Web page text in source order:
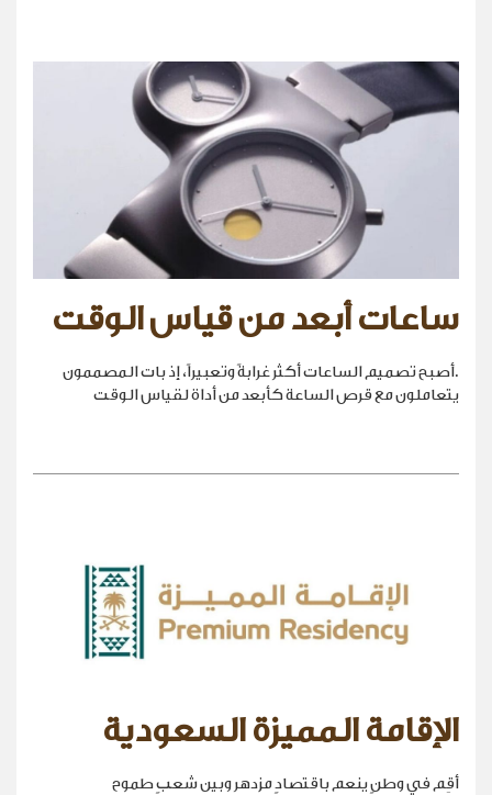
ساعات أبعد من قياس الوقت
.أصبح تصميم الساعات أكثر غرابةً وتعبيراً، إذ بات المصممون
يتعاملون مع قرص الساعة كأبعد من أداة لقياس الوقت
الإقامة المميزة السعودية
أقِم في وطنٍ ينعم باقتصادٍ مزدهر وبين شعبٍ طموح